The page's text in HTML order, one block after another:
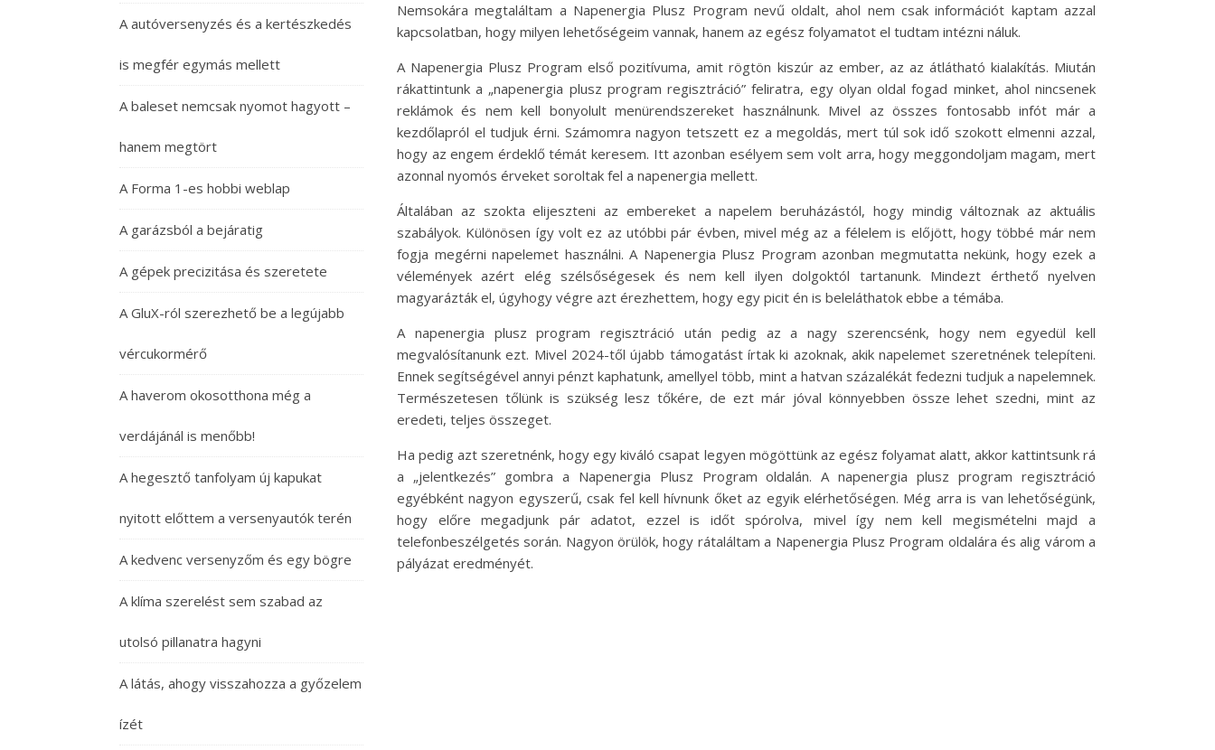
A autóversenyzés és a kertészkedés
is megfér egymás mellett
A baleset nemcsak nyomot hagyott –
hanem megtört
A Forma 1-es hobbi weblap
A garázsból a bejáratig
A gépek precizitása és szeretete
A GluX-ról szerezhető be a legújabb
vércukormérő
A haverom okosotthona még a
verdájánál is menőbb!
A hegesztő tanfolyam új kapukat
nyitott előttem a versenyautók terén
A kedvenc versenyzőm és egy bögre
A klíma szerelést sem szabad az
utolsó pillanatra hagyni
A látás, ahogy visszahozza a győzelem
ízét
Nemsokára megtaláltam a Napenergia Plusz Program nevű oldalt, ahol nem csak információt kaptam azzal
kapcsolatban, hogy milyen lehetőségeim vannak, hanem az egész folyamatot el tudtam intézni náluk.
A Napenergia Plusz Program első pozitívuma, amit rögtön kiszúr az ember, az az átlátható kialakítás. Miután
rákattintunk a „napenergia plusz program regisztráció” feliratra, egy olyan oldal fogad minket, ahol nincsenek
reklámok és nem kell bonyolult menürendszereket használnunk. Mivel az összes fontosabb infót már a
kezdőlapról el tudjuk érni. Számomra nagyon tetszett ez a megoldás, mert túl sok idő szokott elmenni azzal,
hogy az engem érdeklő témát keresem. Itt azonban esélyem sem volt arra, hogy meggondoljam magam, mert
azonnal nyomós érveket soroltak fel a napenergia mellett.
Általában az szokta elijeszteni az embereket a napelem beruházástól, hogy mindig változnak az aktuális
szabályok. Különösen így volt ez az utóbbi pár évben, mivel még az a félelem is előjött, hogy többé már nem
fogja megérni napelemet használni. A Napenergia Plusz Program azonban megmutatta nekünk, hogy ezek a
vélemények azért elég szélsőségesek és nem kell ilyen dolgoktól tartanunk. Mindezt érthető nyelven
magyarázták el, úgyhogy végre azt érezhettem, hogy egy picit én is beleláthatok ebbe a témába.
A napenergia plusz program regisztráció után pedig az a nagy szerencsénk, hogy nem egyedül kell
megvalósítanunk ezt. Mivel 2024-től újabb támogatást írtak ki azoknak, akik napelemet szeretnének telepíteni.
Ennek segítségével annyi pénzt kaphatunk, amellyel több, mint a hatvan százalékát fedezni tudjuk a napelemnek.
Természetesen tőlünk is szükség lesz tőkére, de ezt már jóval könnyebben össze lehet szedni, mint az
eredeti, teljes összeget.
Ha pedig azt szeretnénk, hogy egy kiváló csapat legyen mögöttünk az egész folyamat alatt, akkor kattintsunk rá
a „jelentkezés” gombra a Napenergia Plusz Program oldalán. A napenergia plusz program regisztráció
egyébként nagyon egyszerű, csak fel kell hívnunk őket az egyik elérhetőségen. Még arra is van lehetőségünk,
hogy előre megadjunk pár adatot, ezzel is időt spórolva, mivel így nem kell megismételni majd a
telefonbeszélgetés során. Nagyon örülök, hogy rátaláltam a Napenergia Plusz Program oldalára és alig várom a
pályázat eredményét.